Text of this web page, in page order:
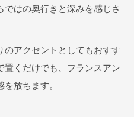
はの奥行きと深みを感じさ
アクセントとしてもおすす
くだけでも、フランスアン
放ちます。